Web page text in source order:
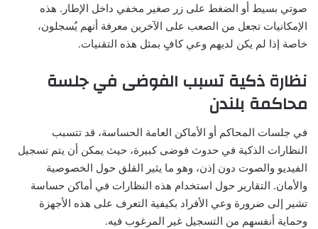
صوتي بسيط أو الضغط على زر صغير مخفي داخل الإطار. هذه
الإمكانيات تجعل من الصعب على الآخرين معرفة أنهم يُسجلون،
خاصة إذا لم يكن لديهم وعي كافٍ بمثل هذه التقنيات.
نظارة ذكية تسبب الفوضى في جلسة
محاكمة بلندن
في جلسات المحاكم أو الأماكن العامة الحساسة، قد تتسبب
النظارات الذكية في حدوث فوضى كبيرة، حيث يمكن أن يتم تسجيل
الفيديو والصوت دون إذن، وهو ما يثير القلق حول الخصوصية
والأمان. التقارير حول استخدام هذه النظارات في أماكن حساسة
تشير إلى ضرورة وعي الأفراد بكيفية التعرف على هذه الأجهزة
وحماية أنفسهم من التسجيل غير المرغوب فيه.